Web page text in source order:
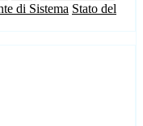
di Sistema Stato del